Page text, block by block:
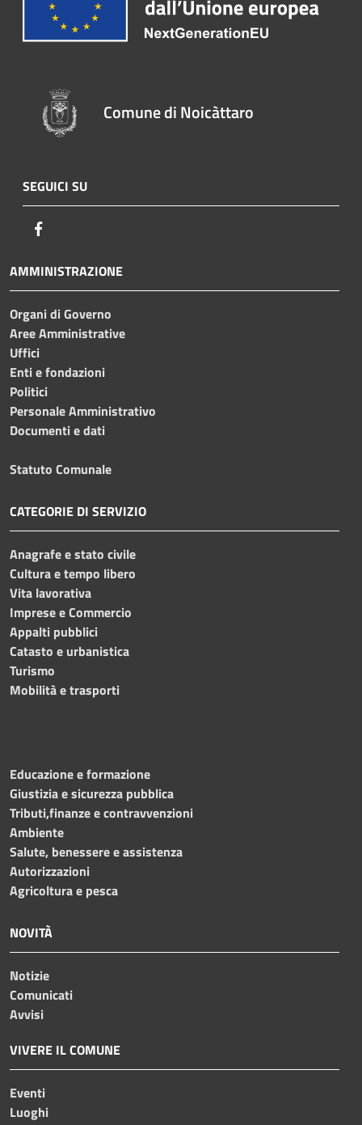
Comune di Noicàttaro
SEGUICI SU
AMMINISTRAZIONE
Organi di Governo
Aree Amministrative
Uffici
Enti e fondazioni
Politici
Personale Amministrativo
Documenti e dati
Statuto Comunale
CATEGORIE DI SERVIZIO
Anagrafe e stato civile
Cultura e tempo libero
Vita lavorativa
Imprese e Commercio
Appalti pubblici
Catasto e urbanistica
Turismo
Mobilità e trasporti
Educazione e formazione
Giustizia e sicurezza pubblica
Tributi,finanze e contravvenzioni
Ambiente
Salute, benessere e assistenza
Autorizzazioni
Agricoltura e pesca
NOVITÀ
Notizie
Comunicati
Avvisi
VIVERE IL COMUNE
Eventi
Luoghi